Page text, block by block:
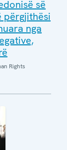
së
përgjithësi
nga
Rights